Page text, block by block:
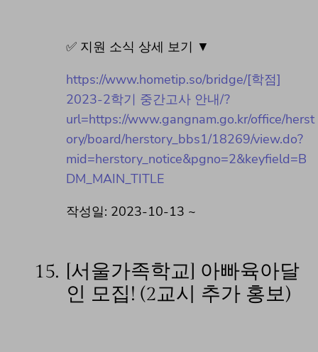
✅ 지원 소식 상세 보기 ▼
https://www.hometip.so/bridge/[학점]
2023-2학기 중간고사 안내/?
url=https://www.gangnam.go.kr/office/herst
ory/board/herstory_bbs1/18269/view.do?
mid=herstory_notice&pgno=2&keyfield=B
DM_MAIN_TITLE
작성일: 2023-10-13 ~
15. [서울가족학교] 아빠육아달
인 모집! (2교시 추가 홍보)